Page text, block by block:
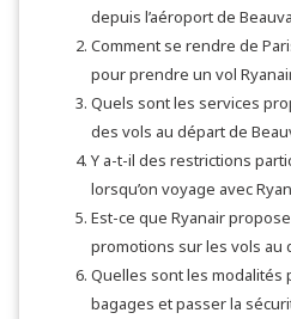
depuis l’aéroport de
Comment se rendre de
pour prendre un vol
Quels sont les services
des vols au départ de
Y a-t-il des restrictions
lorsqu’on voyage avec
Est-ce que Ryanair
promotions sur les vols au
Quelles sont les
bagages et passer la